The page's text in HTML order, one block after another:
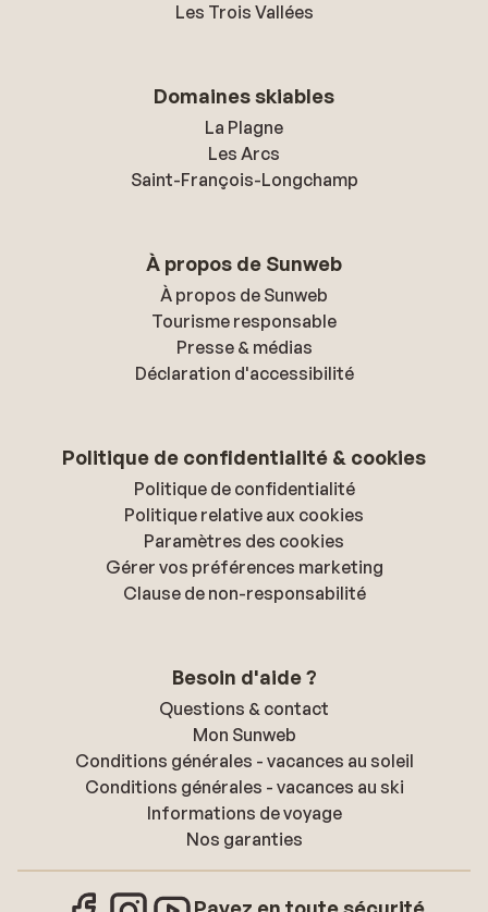
Les Trois Vallées
Domaines skiables
La Plagne
Les Arcs
Saint-François-Longchamp
À propos de Sunweb
À propos de Sunweb
Tourisme responsable
Presse & médias
Déclaration d'accessibilité
Politique de confidentialité & cookies
Politique de confidentialité
Politique relative aux cookies
Paramètres des cookies
Gérer vos préférences marketing
Clause de non-responsabilité
Besoin d'aide ?
Questions & contact
Mon Sunweb
Conditions générales - vacances au soleil
Conditions générales - vacances au ski
Informations de voyage
Nos garanties